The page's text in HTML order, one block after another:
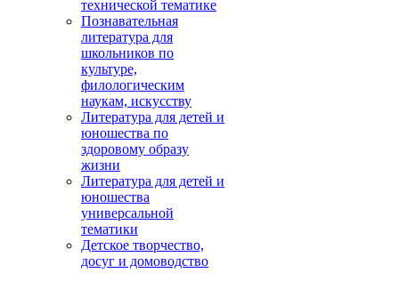
технической тематике
Познавательная
литература для
школьников по
культуре,
филологическим
наукам, искусству
Литература для детей и
юношества по
здоровому образу
жизни
Литература для детей и
юношества
универсальной
тематики
Детское творчество,
досуг и домоводство